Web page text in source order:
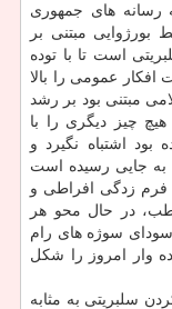
رسانه های جمهوری
بورژوایی مبتنی بر
است تا با توده
عمومی را بالا
مبتنی بود بر رشد
هیچ چیز دیگری را با
بود اشتباه نگیرد و
به جایی رسیده است
فرم زدگی افراطی و
در حال محو هر
سودای سوژه های رام
وار امروز را شكل
سلبریتی به مثابه